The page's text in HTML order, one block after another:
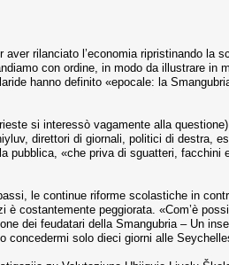
rilanciato l’economia ripristinando la
con ordine, in modo da illustrare in
hanno definito «epocale: la
si interessò vagamente alla
direttori di giornali, politici di destra,
pubblica, «che priva di sguatteri,
le continue riforme scolastiche in
costantemente peggiorata. «Com’è
dei feudatari della Smangubria – Un
concedermi solo dieci giorni alle